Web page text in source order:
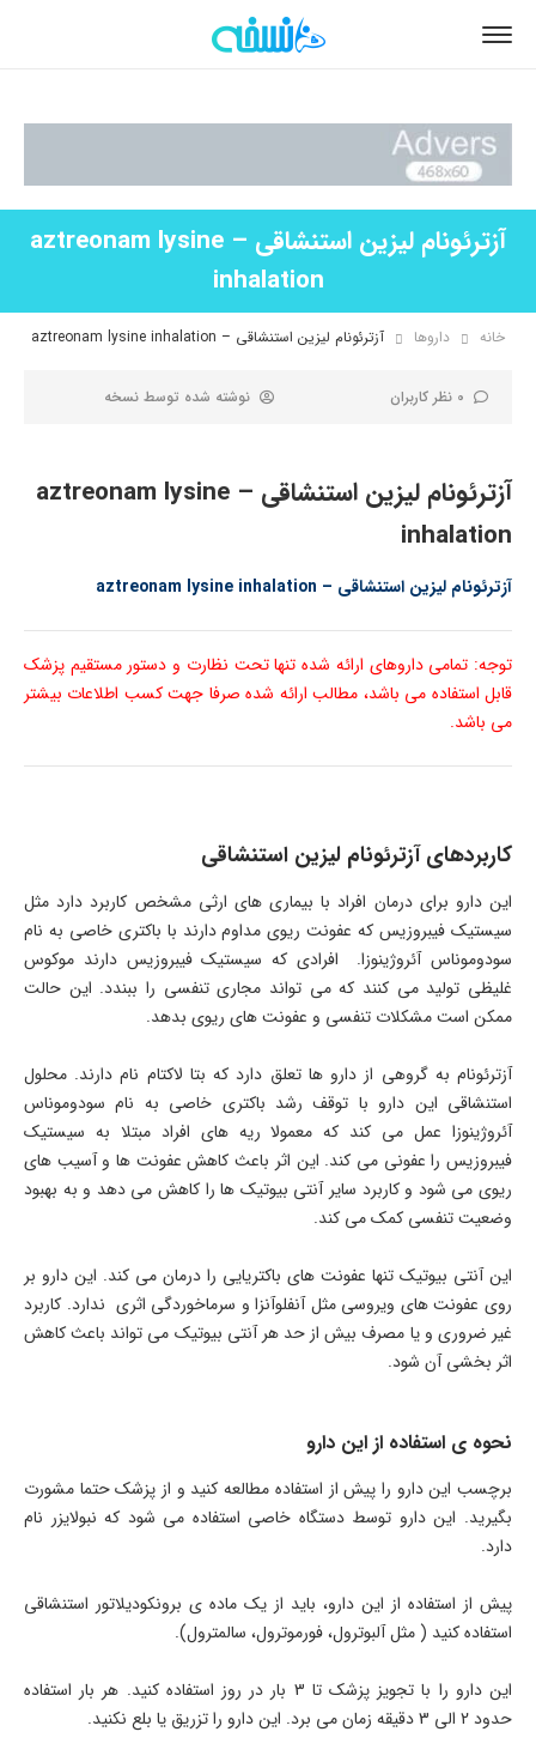
آزترئونام لیزین استنشاقی – aztreonam lysine
inhalation
خانه داروها آزترئونام لیزین استنشاقی – aztreonam lysine inhalation
0 نظر کاربران نوشته شده توسط نسخه
آزترئونام لیزین استنشاقی – aztreonam lysine
inhalation
آزترئونام لیزین استنشاقی – aztreonam lysine inhalation
توجه: تمامی داروهای ارائه شده تنها تحت نظارت و دستور مستقیم پزشک
قابل استفاده می باشد، مطالب ارائه شده صرفا جهت کسب اطلاعات بیشتر
می باشد.
کاربردهای آزترئونام لیزین استنشاقی
این دارو برای درمان افراد با بیماری های ارثی مشخص کاربرد دارد مثل
سیستیک فیبروزیس که عفونت ریوی مداوم دارند با باکتری خاصی به نام
سودوموناس آئروژینوزا. افرادی که سیستیک فیبروزیس دارند موکوس
غلیظی تولید می کنند که می تواند مجاری تنفسی را ببندد. این حالت
ممکن است مشکلات تنفسی و عفونت های ریوی بدهد.
آزترئونام به گروهی از دارو ها تعلق دارد که بتا لاکتام نام دارند. محلول
استنشاقی این دارو با توقف رشد باکتری خاصی به نام سودوموناس
آئروژینوزا عمل می کند که معمولا ریه های افراد مبتلا به سیستیک
فیبروزیس را عفونی می کند. این اثر باعث کاهش عفونت ها و آسیب های
ریوی می شود و کاربرد سایر آنتی بیوتیک ها را کاهش می دهد و به بهبود
وضعیت تنفسی کمک می کند.
این آنتی بیوتیک تنها عفونت های باکتریایی را درمان می کند. این دارو بر
روی عفونت های ویروسی مثل آنفلوآنزا و سرماخوردگی اثری ندارد. کاربرد
غیر ضروری و یا مصرف بیش از حد هر آنتی بیوتیک می تواند باعث کاهش
اثر بخشی آن شود.
نحوه ی استفاده از این دارو
برچسب این دارو را پیش از استفاده مطالعه کنید و از پزشک حتما مشورت
بگیرید. این دارو توسط دستگاه خاصی استفاده می شود که نبولایزر نام
دارد.
پیش از استفاده از این دارو، باید از یک ماده ی برونکودیلاتور استنشاقی
استفاده کنید ( مثل آلبوترول، فورموترول، سالمترول).
این دارو را با تجویز پزشک تا 3 بار در روز استفاده کنید. هر بار استفاده
حدود 2 الی 3 دقیقه زمان می برد. این دارو را تزریق یا بلع نکنید.